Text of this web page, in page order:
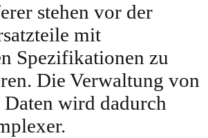
stehen vor der
mit
Spezifikationen zu
Die Verwaltung von
Daten wird dadurch